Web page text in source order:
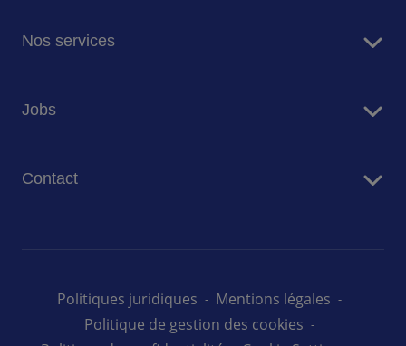
Nos services
Résidences Seniors
Conciergerie
Jobs
Nos offres d'emploi au Luxembourg
Contact
Politiques juridiques
Mentions légales
Politique de gestion des cookies